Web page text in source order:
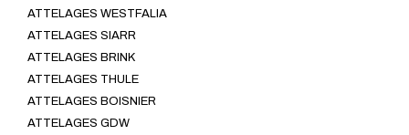
ATTELAGES WESTFALIA
ATTELAGES SIARR
ATTELAGES BRINK
ATTELAGES THULE
ATTELAGES BOISNIER
ATTELAGES GDW